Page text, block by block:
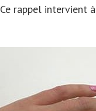
rappel intervient